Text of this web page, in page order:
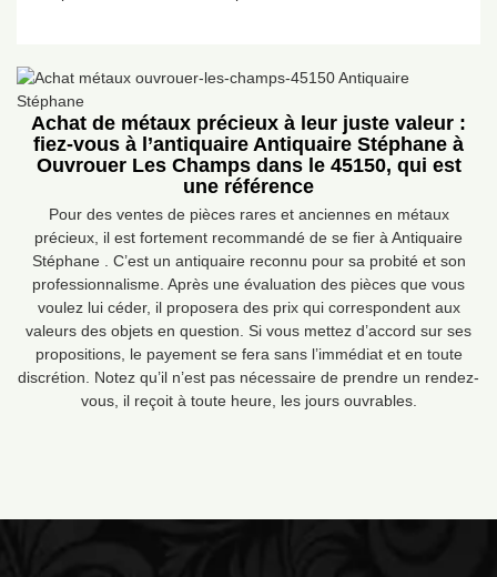
Achat de métaux précieux à leur juste valeur :
fiez-vous à l’antiquaire Antiquaire Stéphane à
Ouvrouer Les Champs dans le 45150, qui est
une référence
Pour des ventes de pièces rares et anciennes en métaux
précieux, il est fortement recommandé de se fier à Antiquaire
Stéphane . C’est un antiquaire reconnu pour sa probité et son
professionnalisme. Après une évaluation des pièces que vous
voulez lui céder, il proposera des prix qui correspondent aux
valeurs des objets en question. Si vous mettez d’accord sur ses
propositions, le payement se fera sans l’immédiat et en toute
discrétion. Notez qu’il n’est pas nécessaire de prendre un rendez-
vous, il reçoit à toute heure, les jours ouvrables.